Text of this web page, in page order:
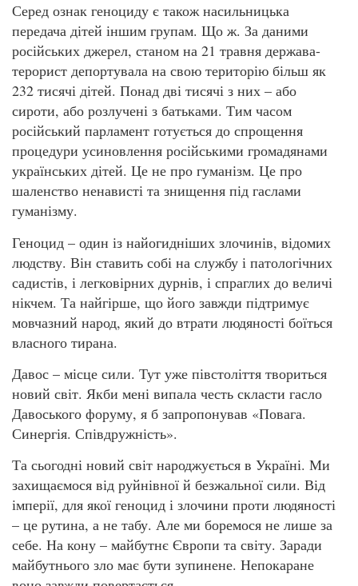
Серед ознак геноциду є також насильницька
передача дітей іншим групам. Що ж. За даними
російських джерел, станом на 21 травня держава-
терорист депортувала на свою територію більш як
232 тисячі дітей. Понад дві тисячі з них – або
сироти, або розлучені з батьками. Тим часом
російський парламент готується до спрощення
процедури усиновлення російськими громадянами
українських дітей. Це не про гуманізм. Це про
шаленство ненависті та знищення під гаслами
гуманізму.
Геноцид – один із найогидніших злочинів, відомих
людству. Він ставить собі на службу і патологічних
садистів, і легковірних дурнів, і спраглих до величі
нікчем. Та найгірше, що його завжди підтримує
мовчазний народ, який до втрати людяності боїться
власного тирана.
Давос – місце сили. Тут уже півстоліття твориться
новий світ. Якби мені випала честь скласти гасло
Давоського форуму, я б запропонував «Повага.
Синергія. Співдружність».
Та сьогодні новий світ народжується в Україні. Ми
захищаємося від руйнівної й безжальної сили. Від
імперії, для якої геноцид і злочини проти людяності
– це рутина, а не табу. Але ми боремося не лише за
себе. На кону – майбутнє Європи та світу. Заради
майбутнього зло має бути зупинене. Непокаране